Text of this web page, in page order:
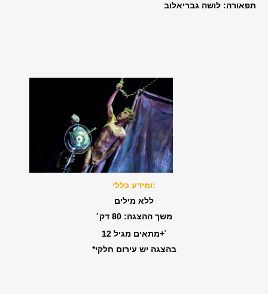
תפאורה: לושה גבריאלוב
ומידע כללי:
ללא מילים
משך ההצגה: 80 דק׳
מתאים מגיל 12+*
*בהצגה יש עירום חלקי